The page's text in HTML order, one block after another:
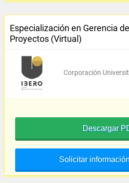
Especialización en Gerencia de
Proyectos (Virtual)
Corporación
Descargar
Solicitar información